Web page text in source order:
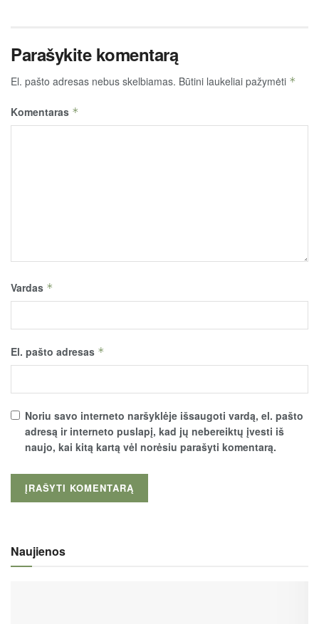
Parašykite komentarą
El. pašto adresas nebus skelbiamas. Būtini laukeliai pažymėti *
Komentaras *
Vardas *
El. pašto adresas *
Noriu savo interneto naršyklėje išsaugoti vardą, el. pašto
adresą ir interneto puslapį, kad jų nebereiktų įvesti iš
naujo, kai kitą kartą vėl norėsiu parašyti komentarą.
Naujienos